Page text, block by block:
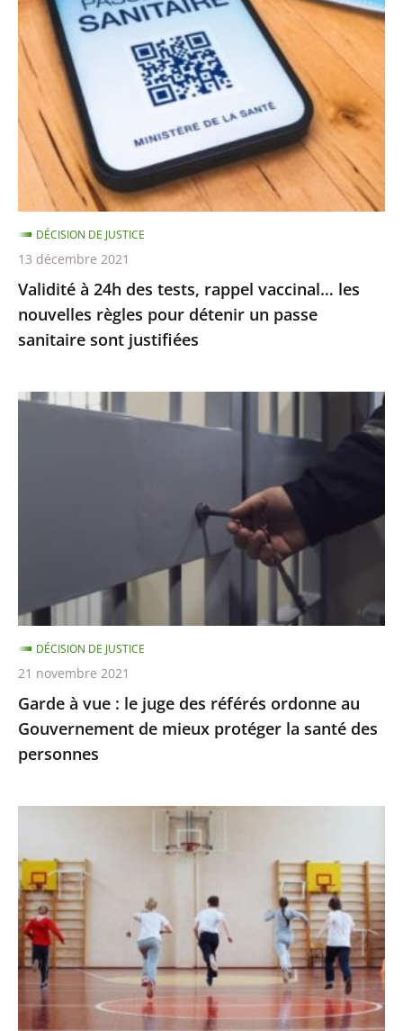
à
24h
des
tests,
rappel
vaccinal…
les
nouvelles
règles
pour
détenir
un
passe
sanitaire
justifiées
Validité à 24h des tests, rappel vaccinal… les
nouvelles règles pour détenir un passe
sanitaire sont justifiées
DÉCISION DE JUSTICE
13 décembre 2021
Garde
ordonne
au
Gouvernement
de
mieux
protéger
la
des
Garde à vue : le juge des référés ordonne au
Gouvernement de mieux protéger la santé des
personnes
DÉCISION DE JUSTICE
21 novembre 2021
pour
les
activités
sportives
et
extra-
scolaires,